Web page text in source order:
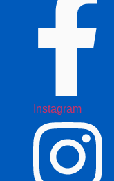
Instagram